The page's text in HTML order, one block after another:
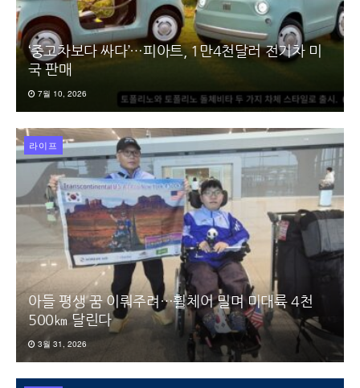
‘중고차보다 싸다’…피아트, 1만4천달러 전기차 미
국 판매
7월 10, 2026
라이프
아들 평생 꿈 이뤄주려…휠체어 밀며 미대륙 4천
500㎞ 달린다
3월 31, 2026